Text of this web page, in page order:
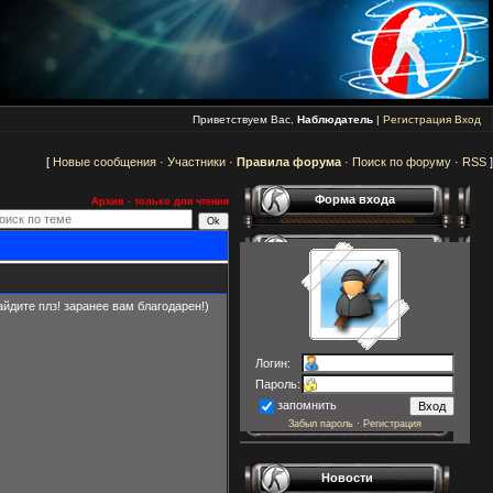
Приветствуем Вас, Наблюдатель | Регистрация Вход
[ Новые сообщения · Участники · Правила форума · Поиск по форуму · RSS ]
Архив - только для чтения
плз! заранее вам благодарен!)
Форма входа
Логин:
Пароль:
запомнить
Забыл пароль · Регистрация
Новости